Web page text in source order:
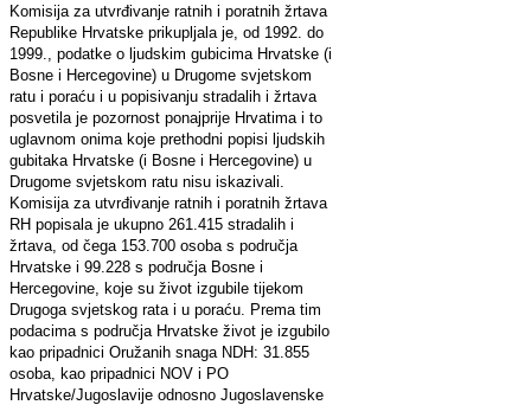
Komisija za utvrđivanje ratnih i poratnih žrtava
Republike Hrvatske prikupljala je, od 1992. do
1999., podatke o ljudskim gubicima Hrvatske (i
Bosne i Hercegovine) u Drugome svjetskom
ratu i poraću i u popisivanju stradalih i žrtava
posvetila je pozornost ponajprije Hrvatima i to
uglavnom onima koje prethodni popisi ljudskih
gubitaka Hrvatske (i Bosne i Hercegovine) u
Drugome svjetskom ratu nisu iskazivali.
Komisija za utvrđivanje ratnih i poratnih žrtava
RH popisala je ukupno 261.415 stradalih i
žrtava, od čega 153.700 osoba s područja
Hrvatske i 99.228 s područja Bosne i
Hercegovine, koje su život izgubile tijekom
Drugoga svjetskog rata i u poraću. Prema tim
podacima s područja Hrvatske život je izgubilo
kao pripadnici Oružanih snaga NDH: 31.855
osoba, kao pripadnici NOV i PO
Hrvatske/Jugoslavije odnosno Jugoslavenske